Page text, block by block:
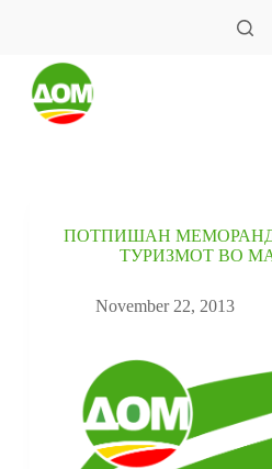
ПОТПИШАН
ТУРИЗМОТ ВО
November 22, 2013